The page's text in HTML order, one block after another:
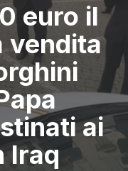
euro il
vendita
ai
Iraq